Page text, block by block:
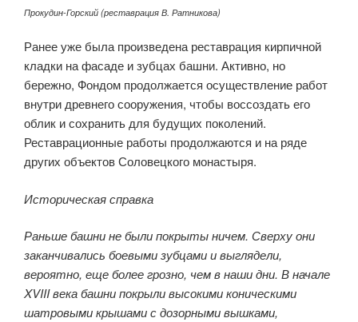
Прокудин-Горский (реставрация В. Ратникова)
Ранее уже была произведена реставрация кирпичной
кладки на фасаде и зубцах башни. Активно, но
бережно, Фондом продолжается осуществление работ
внутри древнего сооружения, чтобы воссоздать его
облик и сохранить для будущих поколений.
Реставрационные работы продолжаются и на ряде
других объектов Соловецкого монастыря.
Историческая справка
Раньше башни не были покрыты ничем. Сверху они
заканчивались боевыми зубцами и выглядели,
вероятно, еще более грозно, чем в наши дни. В начале
XVIII века башни покрыли высокими коническими
шатровыми крышами с дозорными вышками,